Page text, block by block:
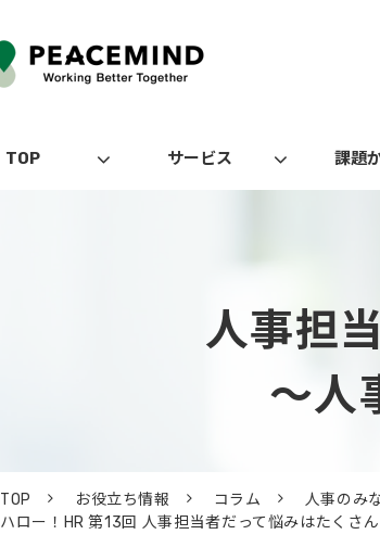
TOP サービス 課題
人事担
～人
TOP お役立ち情報 コラム
人事のみ
ハロー！HR 第13回 人事担当者だって悩みはたくさ